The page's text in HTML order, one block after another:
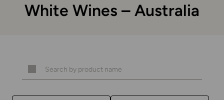
White Wines – Australia